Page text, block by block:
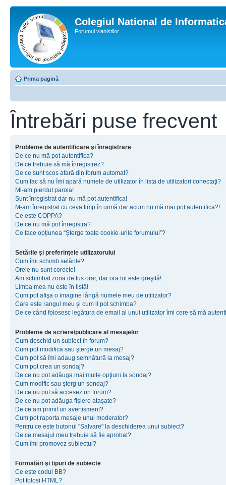
Colegiul National de
Forumul vianistilor
Prima pagină
Întrebări puse frecvent
Probleme de autentificare şi înregistrare
De ce nu mă pot autentifica?
De ce trebuie să mă înregistrez?
De ce sunt scos afară din forum automat?
Cum fac să nu îmi apară numele de utilizator în lista de utilizatori conectaţi?
Mi-am pierdut parola!
Sunt înregistrat dar nu mă pot autentifica!
M-am înregistrat cu ceva timp în urmă dar acum nu mă mai pot autentifica?!
Ce este COPPA?
De ce nu mă pot înregistra?
Ce face opţiunea “Şterge toate cookie-urile forumului”?
Setările şi preferinţele utilizatorului
Cum îmi schimb setările?
Orele nu sunt corecte!
Am schimbat zona de fus orar, dar ora tot este greşită!
Limba mea nu este în listă!
Cum pot afişa o imagine lângă numele meu de utilizator?
Care este rangul meu şi cum il pot schimba?
De ce când folosesc legătura de email al unui utilizator îmi cere să mă
Probleme de scriere/publicare al mesajelor
Cum deschid un subiect în forum?
Cum pot modifica sau şterge un mesaj?
Cum pot să îmi adaug semnătură la mesaj?
Cum pot crea un sondaj?
De ce nu pot adăuga mai multe opţiuni la sondaj?
Cum modific sau şterg un sondaj?
De ce nu pot să accesez un forum?
De ce nu pot adăuga fişiere ataşate?
De ce am primit un avertisment?
Cum pot raporta mesaje unui moderator?
Pentru ce este butonul "Salvare" la deschiderea unui subiect?
De ce mesajul meu trebuie să fie aprobat?
Cum îmi promovez subiectul?
Formatări şi tipuri de subiecte
Ce este codul BB?
Pot folosi HTML?